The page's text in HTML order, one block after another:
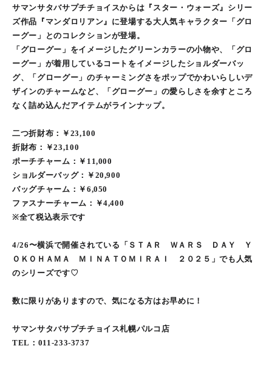
サマンサタバサプチチョイスからは『スター・ウォーズ』シリー
ズ作品『マンダロリアン』に登場する大人気キャラクター「グロ
ーグー」とのコレクションが登場。
「グローグー」をイメージしたグリーンカラーの小物や、「グロ
ーグー」が着用しているコートをイメージしたショルダーバッ
グ、「グローグー」のチャーミングさをポップでかわいらしいデ
ザインのチャームなど、「グローグー」の愛らしさを余すところ
なく詰め込んだアイテムがラインナップ。
二つ折財布：￥23,100
折財布：￥23,100
ポーチチャーム：￥11,000
ショルダーバッグ：￥20,900
バッグチャーム：￥6,050
ファスナーチャーム：￥4,400
※全て税込表示です
4/26〜横浜で開催されている「ＳＴＡＲ ＷＡＲＳ ＤＡＹ Ｙ
ＯＫＯＨＡＭＡ ＭＩＮＡＴＯＭＩＲＡＩ ２０２５」でも人気
のシリーズです♡
数に限りがありますので、気になる方はお早めに！
サマンサタバサプチチョイス札幌パルコ店
TEL：011-233-3737